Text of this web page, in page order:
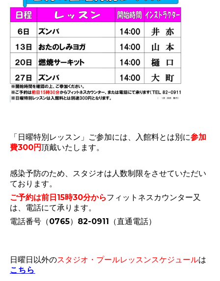
「日曜特別レッスン」ご参加には、入館料とは別に参加
費300円頂戴いたします。
感染予防のため、スタジオは人数制限をさせていただい
ております。
ご予約は前日15時30分からフィットネスカウンター又
は、電話にて承ります。
電話番号（0765）82-0911（直通電話）
日曜日以外のスタジオ・プールレッスンスケジュールは
こちら